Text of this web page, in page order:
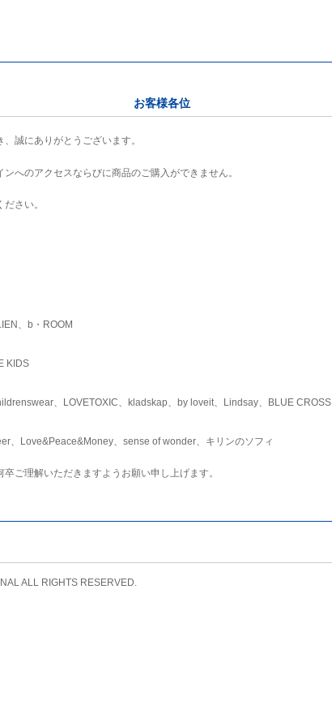
お客様各位
誠にありがとうございます。
へのアクセスならびに商品のご購入ができません。
さい。
、b・ROOM
KIDS
、LOVETOXIC、kladskap、by loveit、Lindsay、BLUE CROSS
、Love&Peace&Money、sense of wonder、キリンのソフィ
ご理解いただきますようお願い申し上げます。